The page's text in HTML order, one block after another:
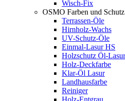
Wisch-Fix
OSMO Farben und
Terrassen-Öle
Hirnholz-Wachs
UV-Schutz-Öle
Einmal-Lasur HS
Holzschutz Öl-Lasur
Holz-Deckfarbe
Klar-Öl Lasur
Landhausfarbe
Reiniger
Holz-Entgrau